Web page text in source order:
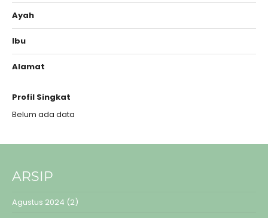
Ayah
Ibu
Alamat
Profil Singkat
Belum ada data
ARSIP
Agustus 2024 (2)